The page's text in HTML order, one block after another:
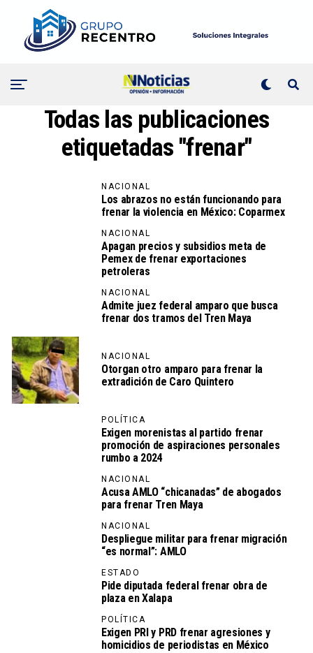
Todas las publicaciones
etiquetadas "frenar"
NACIONAL
Los abrazos no están funcionando para
frenar la violencia en México: Coparmex
NACIONAL
Apagan precios y subsidios meta de
Pemex de frenar exportaciones
petroleras
NACIONAL
Admite juez federal amparo que busca
frenar dos tramos del Tren Maya
NACIONAL
Otorgan otro amparo para frenar la
extradición de Caro Quintero
POLÍTICA
Exigen morenistas al partido frenar
promoción de aspiraciones personales
rumbo a 2024
NACIONAL
Acusa AMLO “chicanadas” de abogados
para frenar Tren Maya
NACIONAL
Despliegue militar para frenar migración
“es normal”: AMLO
ESTADO
Pide diputada federal frenar obra de
plaza en Xalapa
POLÍTICA
Exigen PRI y PRD frenar agresiones y
homicidios de periodistas en México